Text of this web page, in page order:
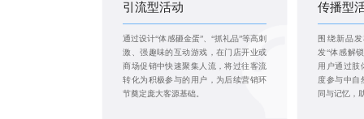
引流型活动
通过设计“体感砸金蛋”、“抓礼品”等高刺
激、强趣味的互动游戏，在门店开业或
商场促销中快速聚集人流，将过往客流
转化为积极参与的用户，为后续营销环
节奠定庞大客源基础。
传播型
围绕新品
发“体感解
用户通过肢
度参与中自
同与记忆，